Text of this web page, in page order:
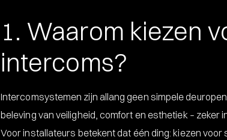
1. Waarom kiezen
intercoms?
Intercomsystemen zijn allang geen simpele
beleving van veiligheid, comfort en esthetiek –
Voor installateurs betekent dat één ding: kiezen